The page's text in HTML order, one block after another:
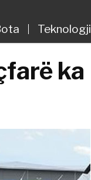
Teknologji
ka